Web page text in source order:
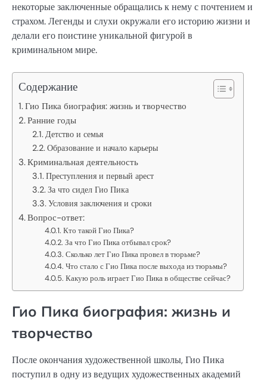
некоторые заключенные обращались к нему с почтением и
страхом. Легенды и слухи окружали его историю жизни и
делали его поистине уникальной фигурой в
криминальном мире.
Содержание
Гио Пика биография: жизнь и творчество
Ранние годы
Детство и семья
Образование и начало карьеры
Криминальная деятельность
Преступления и первый арест
За что сидел Гио Пика
Условия заключения и сроки
Вопрос-ответ:
Кто такой Гио Пика?
За что Гио Пика отбывал срок?
Сколько лет Гио Пика провел в тюрьме?
Что стало с Гио Пика после выхода из тюрьмы?
Какую роль играет Гио Пика в обществе сейчас?
Гио Пика биография: жизнь и
творчество
После окончания художественной школы, Гио Пика
поступил в одну из ведущих художественных академий